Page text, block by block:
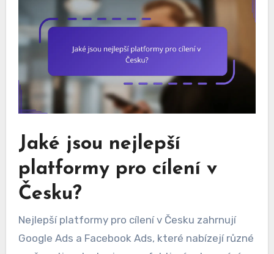
Jaké jsou nejlepší
platformy pro cílení v
Česku?
Nejlepší platformy pro cílení v Česku zahrnují
Google Ads a Facebook Ads, které nabízejí různé